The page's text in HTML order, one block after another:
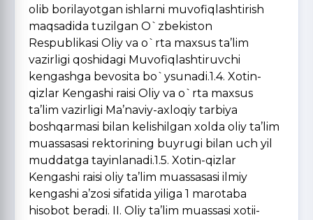
olib borilayotgan ishlarni muvofiqlashtirish
maqsadida tuzilgan O`zbekiston
Respublikasi Oliy va o`rta maxsus ta’lim
vazirligi qoshidagi Muvofiqlashtiruvchi
kengashga bevosita bo`ysunadi.1.4. Xotin-
qizlar Kengashi raisi Oliy va o`rta maxsus
ta’lim vazirligi Ma’naviy-axloqiy tarbiya
boshqarmasi bilan kelishilgan xolda oliy ta’lim
muassasasi rektorining buyrugi bilan uch yil
muddatga tayinlanadi.1.5. Xotin-qizlar
Kengashi raisi oliy ta’lim muassasasi ilmiy
kengashi a’zosi sifatida yiliga 1 marotaba
hisobot beradi. II. Oliy ta’lim muassasi xotii-